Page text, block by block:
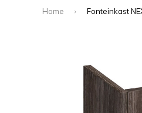
Home Fonteinkast